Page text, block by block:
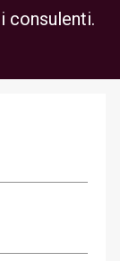
consulenti.